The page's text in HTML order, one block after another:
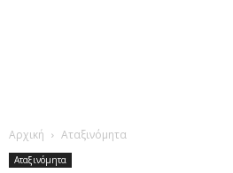
Αρχική Αταξινόμητα
Αταξινόμητα